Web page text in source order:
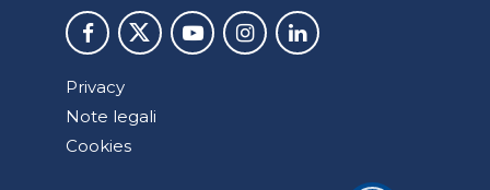
Privacy
Note legali
Cookies